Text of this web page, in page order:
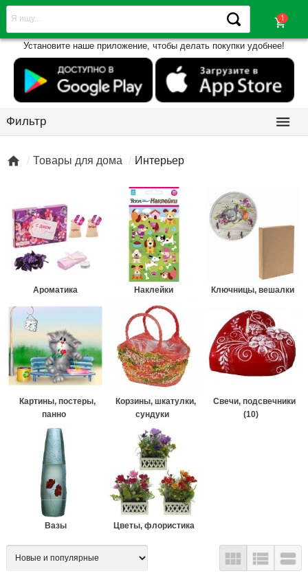
shopping_cart
Установите наше приложение, чтобы делать покупки удобнее!
Фильтр 
 Товары для дома Интерьер
Ароматика Наклейки Ключницы, вешалки
Картины, постеры,
панно
Корзины, шкатулки,
сундуки
Свечи, подсвечники
(10)
Вазы Цветы, флористика
  